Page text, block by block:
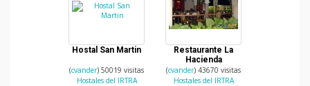
Hostal San Martin
(cvander) 50019 visitas
Hostales del IRTRA
Restaurante La
Hacienda
(cvander) 43670 visitas
Hostales del IRTRA